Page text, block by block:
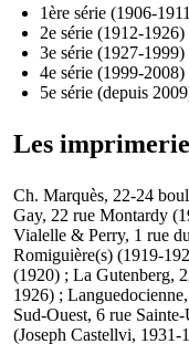
1ère série (1906-
2e série (1912-1926)
3e série (1927-1999)
4e série (1999-
5e série (depuis
Les
Ch. Marquès, 22-24
Gay, 22 rue Montardy
Vialelle & Perry, 1 rue
Romiguière(s) (1919-
(1920) ; La Gutenberg,
1926) ;
Sud-Ouest, 6 rue
(Joseph Castellvi,